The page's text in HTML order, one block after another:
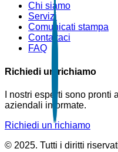
Chi siamo
Servizi
Comunicati stampa
Contattaci
FAQ
Richiedi un richiamo
I nostri esperti sono
aziendali informate.
Richiedi un richiamo
© 2025. Tutti i diritti